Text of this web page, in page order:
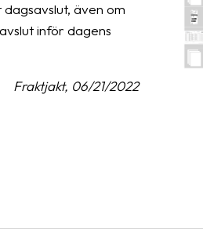
även om
inför dagens
Fraktjakt, 06/21/2022